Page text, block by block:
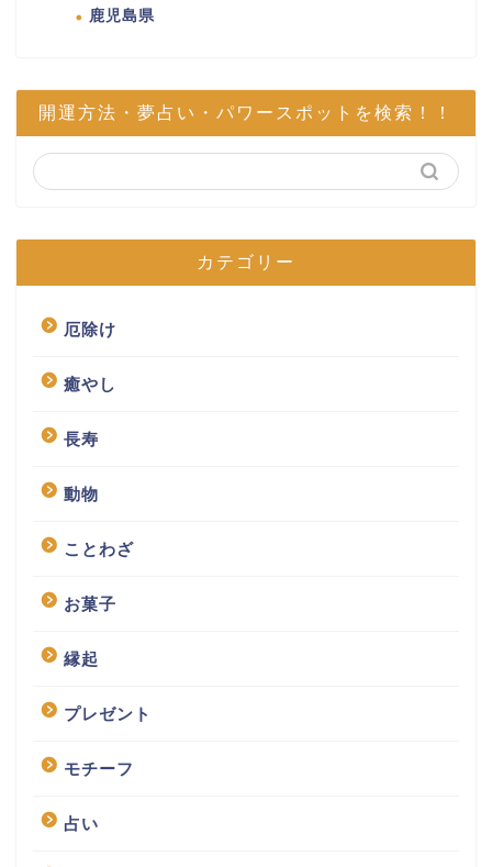
鹿児島県
開運方法・夢占い・パワースポットを検索！！
カテゴリー
厄除け
癒やし
長寿
動物
ことわざ
お菓子
縁起
プレゼント
モチーフ
占い